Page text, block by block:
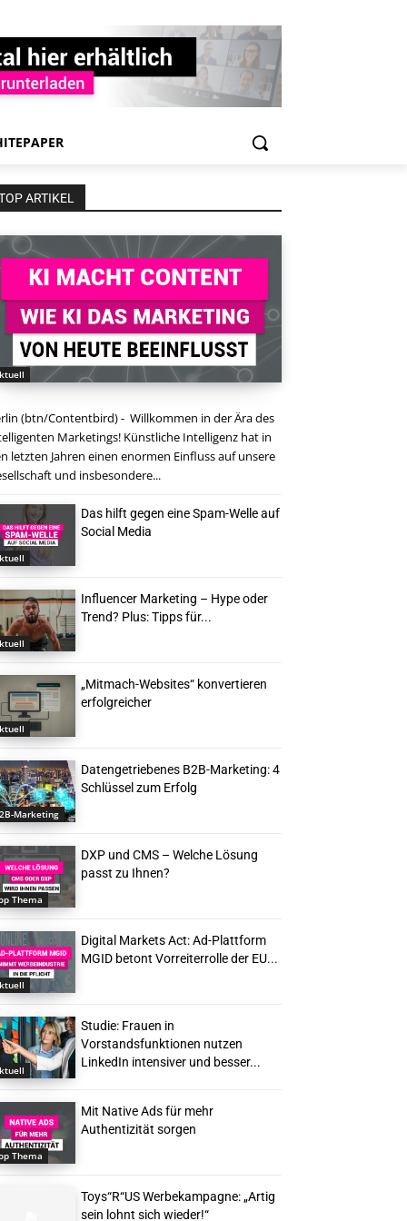
ARTIKEL
(btn/Contentbird) - Willkommen in der Ära des
Marketings! Künstliche Intelligenz hat in
letzten Jahren einen enormen Einfluss auf unsere
und insbesondere...
Das hilft gegen eine Spam-Welle auf
Social Media
Influencer Marketing – Hype oder
Trend? Plus: Tipps für...
„Mitmach-Websites“ konvertieren
erfolgreicher
Marketing
Datengetriebenes B2B-Marketing: 4
Schlüssel zum Erfolg
Thema
DXP und CMS – Welche Lösung
passt zu Ihnen?
Digital Markets Act: Ad-Plattform
MGID betont Vorreiterrolle der EU...
Studie: Frauen in
Vorstandsfunktionen nutzen
LinkedIn intensiver und besser...
Thema
Mit Native Ads für mehr
Authentizität sorgen
Toys“R“US Werbekampagne: „Artig
sein lohnt sich wieder!“